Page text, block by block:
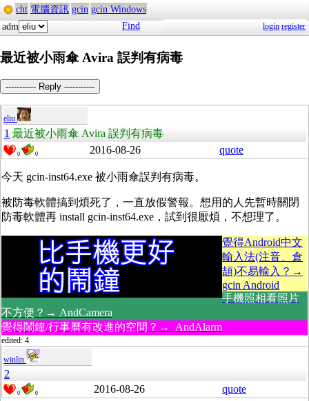
cht 電腦資訊 gcin gcin Windows
adm
Find login register
最近被小雨傘 Avira 誤判有病毒
----------- Reply -----------
eliu
1 最近被小雨傘 Avira 誤判有病毒
0 0 2016-08-26 quote
今天 gcin-inst64.exe 被小雨傘誤判有病毒。
被防毒軟體搞到煩死了，一直放假警報。想用的人先暫時關閉
防毒軟體再 install gcin-inst64.exe，試到很厭煩，不想理了。
覺得Android中文
輸入法(注音、倉
頡)不易輸入？→
gcin Android
手機照相看照片
不方便？→ AndCamera
覺得鬧鐘/行事曆有改進的空間？→ AndAlarm
edited: 4
winlin
2
0 0 2016-08-26 quote